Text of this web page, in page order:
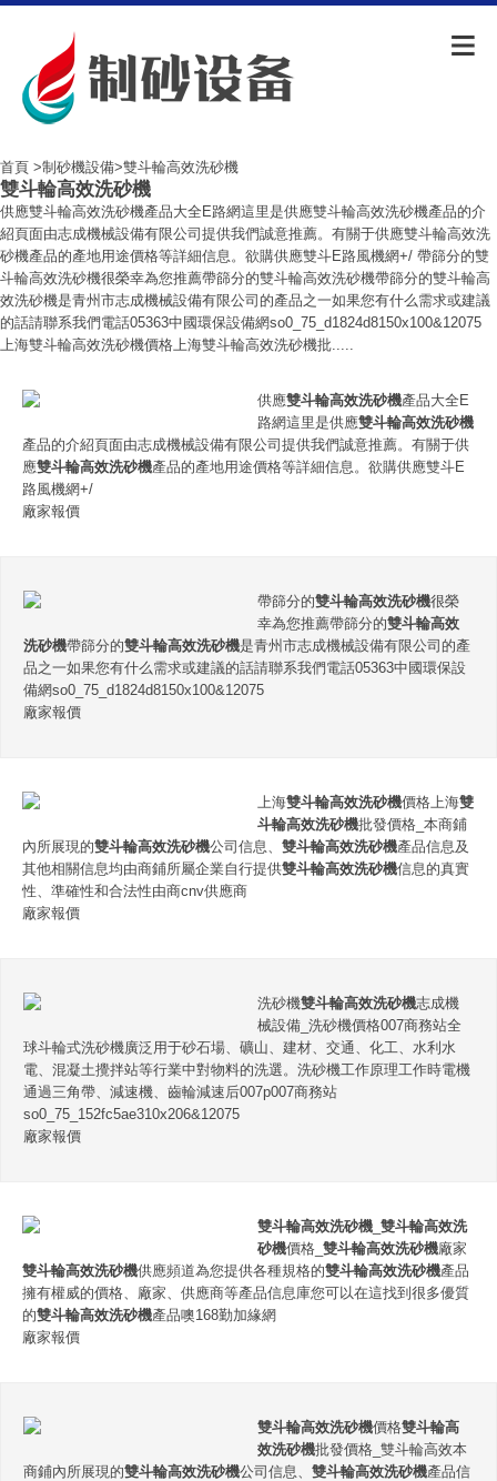
首頁 >制砂機設備>雙斗輪高效洗砂機
雙斗輪高效洗砂機
供應雙斗輪高效洗砂機產品大全E路網這里是供應雙斗輪高效洗砂機產品的介
紹頁面由志成機械設備有限公司提供我們誠意推薦。有關于供應雙斗輪高效洗
砂機產品的產地用途價格等詳細信息。欲購供應雙斗E路風機網+/ 帶篩分的雙
斗輪高效洗砂機很榮幸為您推薦帶篩分的雙斗輪高效洗砂機帶篩分的雙斗輪高
效洗砂機是青州市志成機械設備有限公司的產品之一如果您有什么需求或建議
的話請聯系我們電話05363中國環保設備網so0_75_d1824d8150x100&12075
上海雙斗輪高效洗砂機價格上海雙斗輪高效洗砂機批.....
供應雙斗輪高效洗砂機產品大全E
路網這里是供應雙斗輪高效洗砂機
產品的介紹頁面由志成機械設備有限公司提供我們誠意推薦。有關于供
應雙斗輪高效洗砂機產品的產地用途價格等詳細信息。欲購供應雙斗E
路風機網+/
廠家報價
帶篩分的雙斗輪高效洗砂機很榮
幸為您推薦帶篩分的雙斗輪高效
洗砂機帶篩分的雙斗輪高效洗砂機是青州市志成機械設備有限公司的產
品之一如果您有什么需求或建議的話請聯系我們電話05363中國環保設
備網so0_75_d1824d8150x100&12075
廠家報價
上海雙斗輪高效洗砂機價格上海雙
斗輪高效洗砂機批發價格_本商鋪
內所展現的雙斗輪高效洗砂機公司信息、 雙斗輪高效洗砂機產品信息及
其他相關信息均由商鋪所屬企業自行提供雙斗輪高效洗砂機信息的真實
性、準確性和合法性由商cnv供應商
廠家報價
洗砂機雙斗輪高效洗砂機志成機
械設備_洗砂機價格007商務站全
球斗輪式洗砂機廣泛用于砂石場、礦山、建材、交通、化工、水利水
電、混凝土攪拌站等行業中對物料的洗選。洗砂機工作原理工作時電機
通過三角帶、減速機、齒輪減速后007p007商務站
so0_75_152fc5ae310x206&12075
廠家報價
雙斗輪高效洗砂機 _雙斗輪高效洗
砂機價格_雙斗輪高效洗砂機廠家
雙斗輪高效洗砂機供應頻道為您提供各種規格的雙斗輪高效洗砂機產品
擁有權威的價格、廠家、供應商等產品信息庫您可以在這找到很多優質
的雙斗輪高效洗砂機產品噢168勤加緣網
廠家報價
雙斗輪高效洗砂機價格雙斗輪高
效洗砂機批發價格_雙斗輪高效本
商鋪內所展現的雙斗輪高效洗砂機公司信息、 雙斗輪高效洗砂機產品信